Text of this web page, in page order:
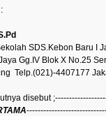
SDS.Kebon Baru I
Gg.IV Blok X No.25
Telp.(021)-4407177
disebut